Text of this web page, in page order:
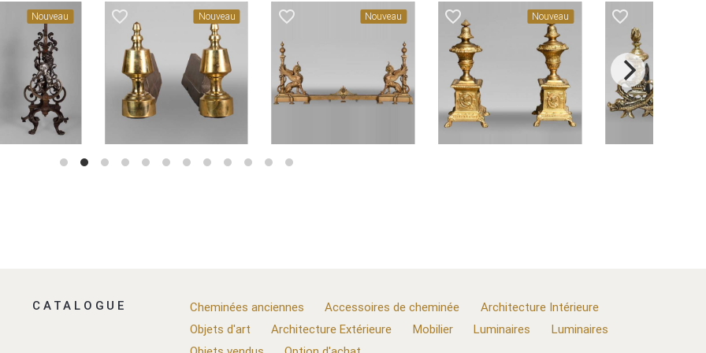
Nouveau favorite_border Nouveau favorite_border Nouveau favorite_border Nouveau favorite_border
CATALOGUE Cheminées anciennes Accessoires de cheminée
Architecture Intérieure
Objets d'art
Architecture Extérieure Mobilier Luminaires
Luminaires